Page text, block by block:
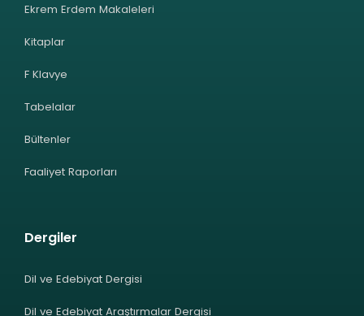
Ekrem Erdem Makaleleri
Kitaplar
F Klavye
Tabelalar
Bültenler
Faaliyet Raporları
Dergiler
Dil ve Edebiyat Dergisi
Dil ve Edebiyat Araştırmalar Dergisi